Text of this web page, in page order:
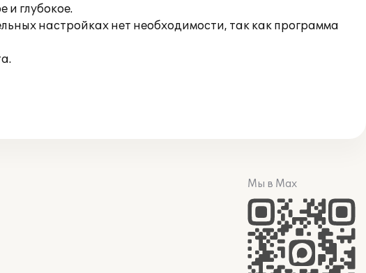
и глубокое.
настройках нет необходимости, так как программа
Мы в Max